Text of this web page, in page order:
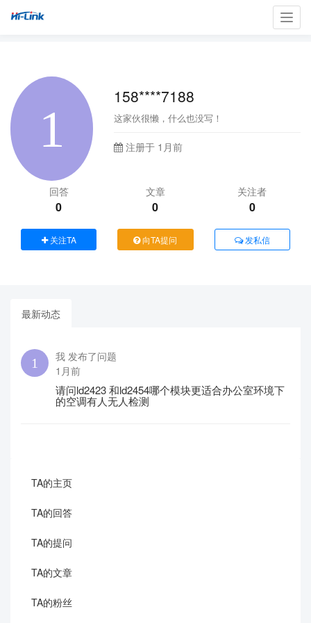
158****7188
这家伙很懒，什么也没写！
注册于 1月前
回答
0
文章
0
关注者
0
关注TA 向TA提问 发私信
最新动态
我 发布了问题
1月前
请问ld2423 和ld2454哪个模块更适合办公室环境下
的空调有人无人检测
TA的主页
TA的回答
TA的提问
TA的文章
TA的粉丝